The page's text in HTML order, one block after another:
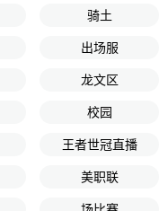
骑土
出场服
龙文区
校园
王者世冠直播
美职联